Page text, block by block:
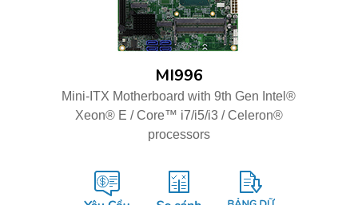
MI996
Mini-ITX Motherboard with 9th Gen Intel®
Xeon® E / Core™ i7/i5/i3 / Celeron®
processors